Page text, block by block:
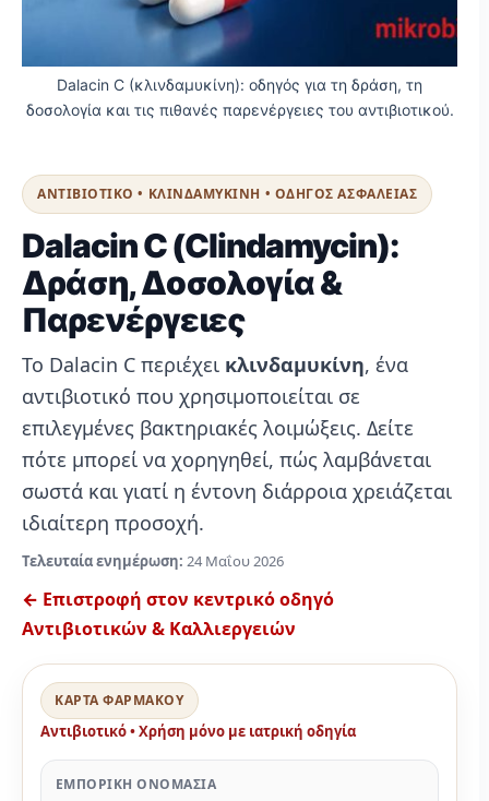
Dalacin C (κλινδαμυκίνη): οδηγός για τη δράση, τη
δοσολογία και τις πιθανές παρενέργειες του αντιβιοτικού.
ΑΝΤΙΒΙΟΤΙΚΟ • ΚΛΙΝΔΑΜΥΚΙΝΗ • ΟΔΗΓΟΣ ΑΣΦΑΛΕΙΑΣ
Dalacin C (Clindamycin):
Δράση, Δοσολογία &
Παρενέργειες
Το Dalacin C περιέχει κλινδαμυκίνη, ένα
αντιβιοτικό που χρησιμοποιείται σε
επιλεγμένες βακτηριακές λοιμώξεις. Δείτε
πότε μπορεί να χορηγηθεί, πώς λαμβάνεται
σωστά και γιατί η έντονη διάρροια χρειάζεται
ιδιαίτερη προσοχή.
Τελευταία ενημέρωση: 24 Μαΐου 2026
← Επιστροφή στον κεντρικό οδηγό
Αντιβιοτικών & Καλλιεργειών
ΚΑΡΤΑ ΦΑΡΜΑΚΟΥ
Αντιβιοτικό • Χρήση μόνο με ιατρική οδηγία
ΕΜΠΟΡΙΚΗ ΟΝΟΜΑΣΙΑ